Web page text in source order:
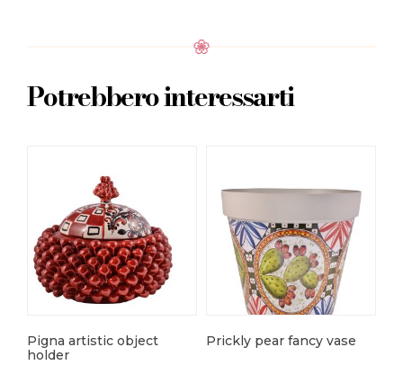
Potrebbero interessarti
Pigna artistic object
holder
Prickly pear fancy vase